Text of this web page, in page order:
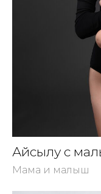
Айсылу с
Мама и малыш